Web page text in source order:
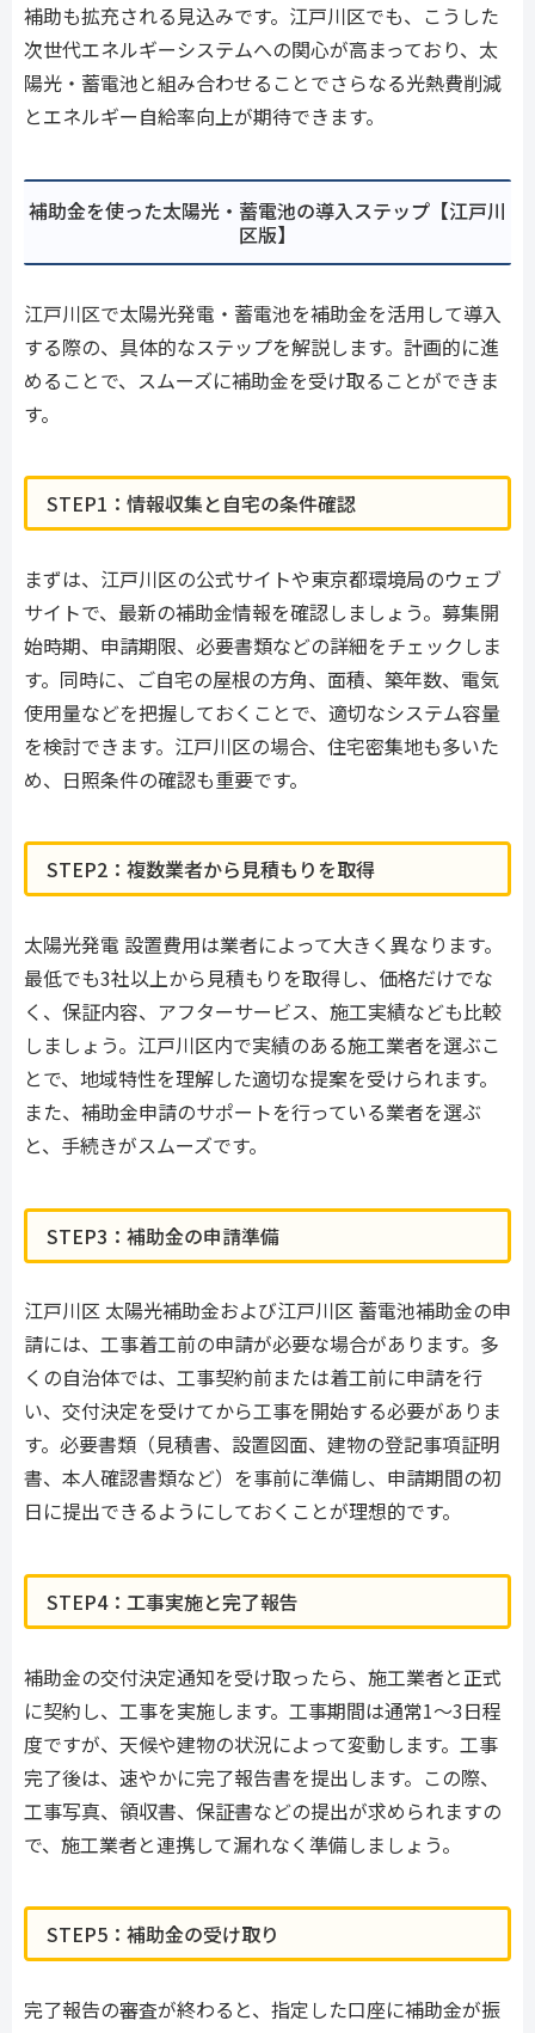
補助も拡充される見込みです。江戸川区でも、こうした
次世代エネルギーシステムへの関心が高まっており、太
陽光・蓄電池と組み合わせることでさらなる光熱費削減
とエネルギー自給率向上が期待できます。
補助金を使った太陽光・蓄電池の導入ステップ【江戸川
区版】
江戸川区で太陽光発電・蓄電池を補助金を活用して導入
する際の、具体的なステップを解説します。計画的に進
めることで、スムーズに補助金を受け取ることができま
す。
STEP1：情報収集と自宅の条件確認
まずは、江戸川区の公式サイトや東京都環境局のウェブ
サイトで、最新の補助金情報を確認しましょう。募集開
始時期、申請期限、必要書類などの詳細をチェックしま
す。同時に、ご自宅の屋根の方角、面積、築年数、電気
使用量などを把握しておくことで、適切なシステム容量
を検討できます。江戸川区の場合、住宅密集地も多いた
め、日照条件の確認も重要です。
STEP2：複数業者から見積もりを取得
太陽光発電 設置費用は業者によって大きく異なります。
最低でも3社以上から見積もりを取得し、価格だけでな
く、保証内容、アフターサービス、施工実績なども比較
しましょう。江戸川区内で実績のある施工業者を選ぶこ
とで、地域特性を理解した適切な提案を受けられます。
また、補助金申請のサポートを行っている業者を選ぶ
と、手続きがスムーズです。
STEP3：補助金の申請準備
江戸川区 太陽光補助金および江戸川区 蓄電池補助金の申
請には、工事着工前の申請が必要な場合があります。多
くの自治体では、工事契約前または着工前に申請を行
い、交付決定を受けてから工事を開始する必要がありま
す。必要書類（見積書、設置図面、建物の登記事項証明
書、本人確認書類など）を事前に準備し、申請期間の初
日に提出できるようにしておくことが理想的です。
STEP4：工事実施と完了報告
補助金の交付決定通知を受け取ったら、施工業者と正式
に契約し、工事を実施します。工事期間は通常1〜3日程
度ですが、天候や建物の状況によって変動します。工事
完了後は、速やかに完了報告書を提出します。この際、
工事写真、領収書、保証書などの提出が求められますの
で、施工業者と連携して漏れなく準備しましょう。
STEP5：補助金の受け取り
完了報告の審査が終わると、指定した口座に補助金が振